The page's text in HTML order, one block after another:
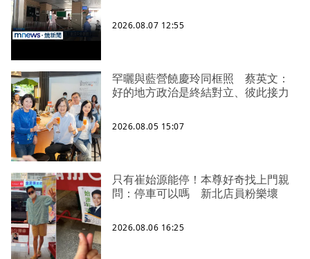
2026.08.07 12:55
罕曬與藍營饒慶玲同框照 蔡英文：
好的地方政治是終結對立、彼此接力
2026.08.05 15:07
只有崔始源能停！本尊好奇找上門親
問：停車可以嗎 新北店員粉樂壞
2026.08.06 16:25